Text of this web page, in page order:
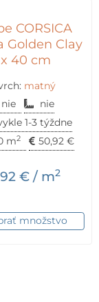
CORSICA
Golden Clay
40 cm
matný
nie
nie
1-3 týždne
m2 50,92 €
€/ m2
množstvo